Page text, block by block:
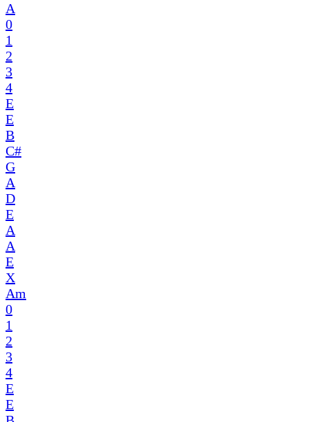
A
0
1
2
3
4
E
E
B
C#
G
A
D
E
A
A
E
X
Am
0
1
2
3
4
E
E